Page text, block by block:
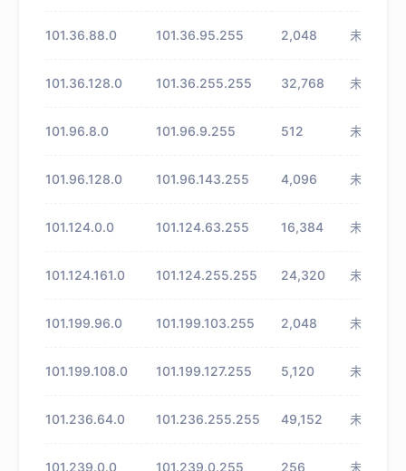
101.36.88.0 101.36.95.255 2,048 未知
101.36.128.0 101.36.255.255 32,768 未知
101.96.8.0 101.96.9.255 512 未知
101.96.128.0 101.96.143.255 4,096 未知
101.124.0.0 101.124.63.255 16,384 未知
101.124.161.0 101.124.255.255 24,320 未知
101.199.96.0 101.199.103.255 2,048 未知
101.199.108.0 101.199.127.255 5,120 未知
101.236.64.0 101.236.255.255 49,152 未知
101.239.0.0 101.239.0.255 256 未知